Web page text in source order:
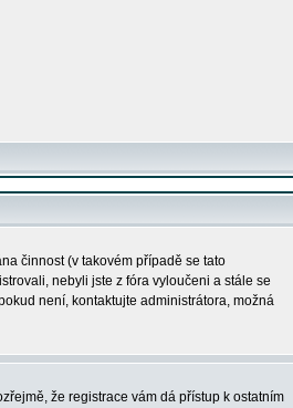
činnost (v takovém případě se tato
nebyli jste z fóra vyloučeni a stále se
není, kontaktujte administrátora, možná
že registrace vám dá přístup k ostatním